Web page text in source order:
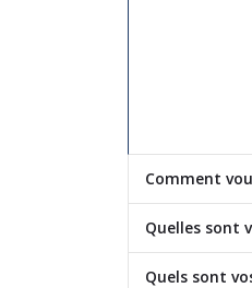
Comment
Quelles sont
Quels sont